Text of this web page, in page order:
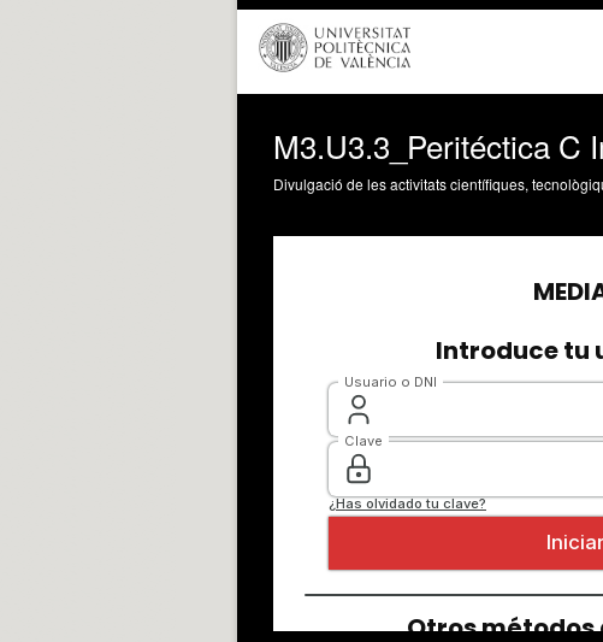
M3.U3.3_Peritéctica C
Divulgació de les activitats científiques,